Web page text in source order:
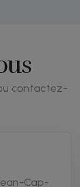
contactez-
Cap-